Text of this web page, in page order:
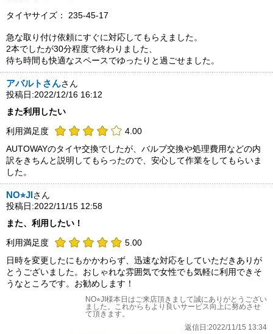
タイヤサイズ： 235-45-17
急な取り付け依頼にすぐに対応してもらえました。
2本でしたが30分程度で終わりました、
待ち時間も快適なスペースでゆったりと過ごせました。
アバルトさんさん
投稿日:2022/12/16 16:12
また利用したい
利用満足度
4.00
AUTOWAYのタイヤ交換でしたが、バルブ交換や処理費用などの内
訳をきちんと説明してもらったので、安心して作業をしてもらいま
した。
NO⭐︎JIさん
投稿日:2022/11/15 12:58
また、利用したい！
利用満足度
5.00
日時を変更したにもかかわらず、迅速な対応をしていただきありが
とうございました。おしゃれな雰囲気で女性でも気軽に利用できそ
うなところです。お勧めします！
NO⭐︎JI様本日はご来店頂きまして誠にありがとうござい
ました。これからもより良いサービス向上に努めさせ
て頂きます。
返信日:2022/11/15 13:34